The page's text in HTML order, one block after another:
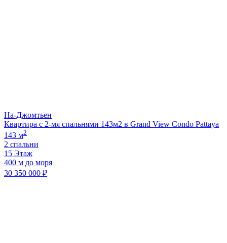
На-Джомтьен
Квартира с 2-мя спальнями 143м2 в Grand View Condo Pattaya
143 м2
2 спальни
15 Этаж
400 м до моря
30 350 000 ₽